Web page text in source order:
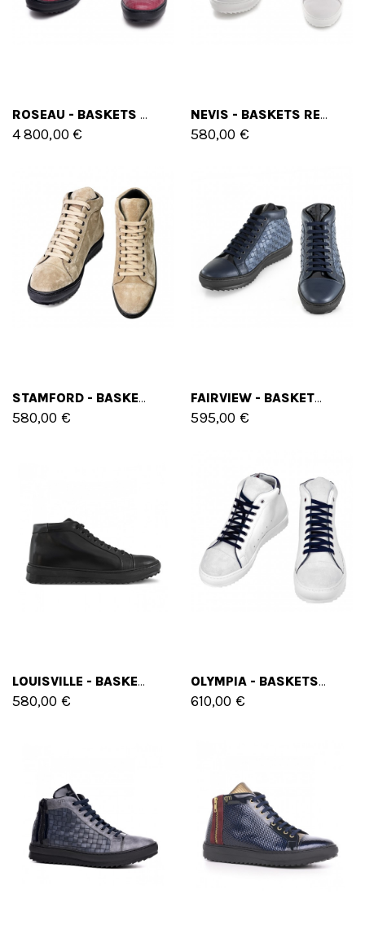
ROSEAU - BASKETS REHAUSSANTES EN CUIR DE CROCODILE DE 6 CM À 8 CM EN PLUS
4 800,00 €
NEVIS - BASKETS REHAUSSANTES EN CUIR PLEINE FLEUR DE 6 CM À 8 CM EN PLUS
580,00 €
STAMFORD - BASKETS REHAUSSANTES EN CUIR DAIM DE 6 CM À 8 CM EN PLUS
580,00 €
FAIRVIEW - BASKETS REHAUSSANTES EN MÉLANGE DE CUIRS DE 6 CM À 8 CM EN PLUS
595,00 €
LOUISVILLE - BASKETS REHAUSSANTES EN CUIR PLEINE FLEUR DE 6 CM À 8 CM EN PLUS
580,00 €
OLYMPIA - BASKETS REHAUSSANTES EN CUIR DAIM / CUIR VERNI DE 6 CM À 8 CM EN PLUS
610,00 €